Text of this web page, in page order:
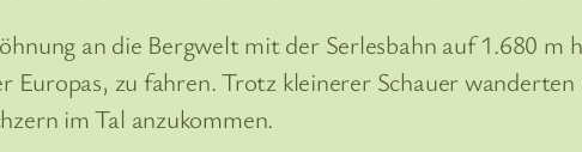
an die Bergwelt mit der Serlesbahn auf 1.680
Europas, zu fahren. Trotz kleinerer Schauer
im Tal anzukommen.